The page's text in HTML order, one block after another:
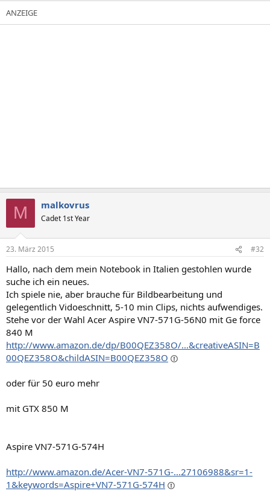
M malkovrus
Cadet 1st Year
23. März 2015 #32
Hallo, nach dem mein Notebook in Italien gestohlen wurde
suche ich ein neues.
Ich spiele nie, aber brauche für Bildbearbeitung und
gelegentlich Vidoeschnitt, 5-10 min Clips, nichts aufwendiges.
Stehe vor der Wahl Acer Aspire VN7-571G-56N0 mit Ge force
840 M
http://www.amazon.de/dp/B00QEZ358O/...&creativeASIN=B
00QEZ358O&childASIN=B00QEZ358O
oder für 50 euro mehr
mit GTX 850 M
Aspire VN7-571G-574H
http://www.amazon.de/Acer-VN7-571G-...27106988&sr=1-
1&keywords=Aspire+VN7-571G-574H